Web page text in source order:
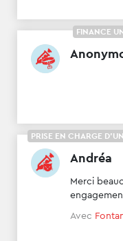
FINANCE
Andréa
Merci
Avec
PRISE EN CHARGE